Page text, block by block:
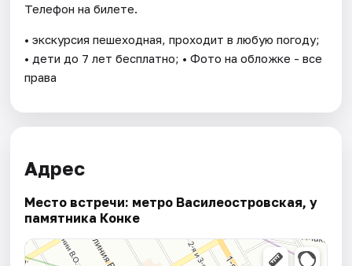
Телефон на билете.
• экскурсия пешеходная, проходит в любую погоду;
• дети до 7 лет бесплатно; • Фото на обложке - все
права
Адрес
Место встречи: метро Василеостровская, у
памятника Конке